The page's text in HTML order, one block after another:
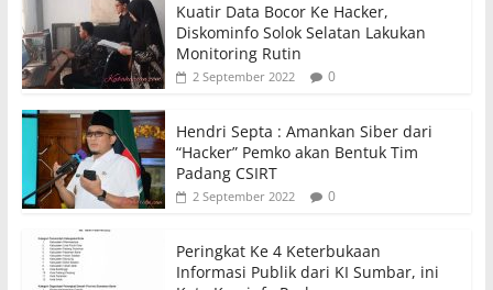
Kuatir Data Bocor Ke Hacker,
Diskominfo Solok Selatan Lakukan
Monitoring Rutin
2 September 2022 0
Hendri Septa : Amankan Siber dari
“Hacker” Pemko akan Bentuk Tim
Padang CSIRT
2 September 2022 0
Peringkat Ke 4 Keterbukaan
Informasi Publik dari KI Sumbar, ini